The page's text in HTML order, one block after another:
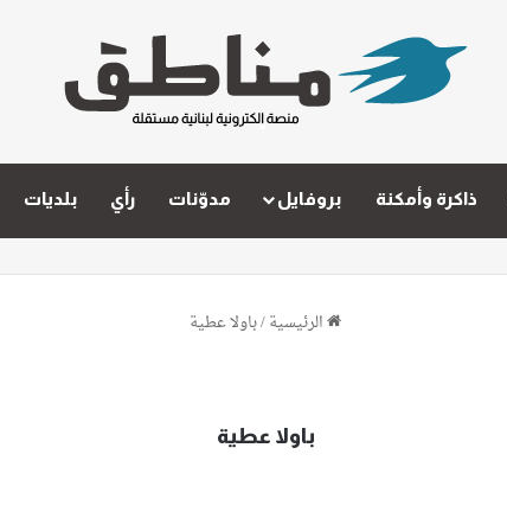
ذاكرة وأمكنة بروفايل مدوّنات رأي بلديات
الرئيسية/باولا عطية
باولا عطية